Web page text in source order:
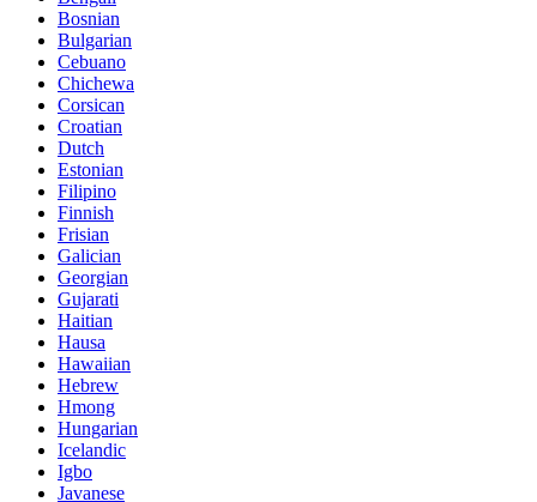
Bosnian
Bulgarian
Cebuano
Chichewa
Corsican
Croatian
Dutch
Estonian
Filipino
Finnish
Frisian
Galician
Georgian
Gujarati
Haitian
Hausa
Hawaiian
Hebrew
Hmong
Hungarian
Icelandic
Igbo
Javanese